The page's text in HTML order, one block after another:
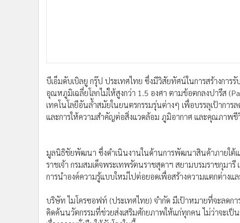
บีเอ็มดับเบิลยู กรุ๊ป ประเทศไทย ซึ่งมีวิสัยทัศน์ในการสร้างกา
อุณหภูมิเฉลี่ยโลกไม่ให้สูงกว่า 1.5 องศา ตามข้อตกลงปารีส
เทคโนโลยีอันล้ำสมัยในยนตรกรรมรุ่นต่างๆ เพื่อบรรลุเป้าก
และการให้ความสำคัญต่อสิ่งแวดล้อม ภูมิอากาศ และคุณภาพชี
มูลนิธิชัยพัฒนา ซึ่งดำเนินงานในด้านการพัฒนาสินค้าภายใ
ราชเจ้า กรมสมเด็จพระเทพรัตนราชสุดาฯ สยามบรมราชกุม
การนำองค์ความรู้แบบใหม่ไปต่อยอดเพื่อสร้างความแตกต่างแ
บริษัท ไมโครซอฟท์ (ประเทศไทย) จำกัด มีเป้าหมายที่จะลด
คิดค้นนวัตกรรมที่ช่วยส่งเสริมศักยภาพให้แก่ทุกคน ไม่ว่าจะเป็